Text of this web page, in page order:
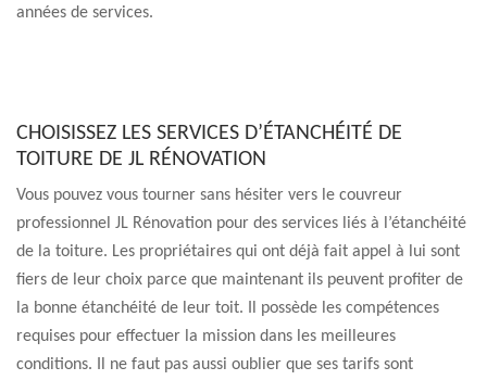
années de services.
CHOISISSEZ LES SERVICES D’ÉTANCHÉITÉ DE
TOITURE DE JL RÉNOVATION
Vous pouvez vous tourner sans hésiter vers le couvreur
professionnel JL Rénovation pour des services liés à l’étanchéité
de la toiture. Les propriétaires qui ont déjà fait appel à lui sont
fiers de leur choix parce que maintenant ils peuvent profiter de
la bonne étanchéité de leur toit. Il possède les compétences
requises pour effectuer la mission dans les meilleures
conditions. Il ne faut pas aussi oublier que ses tarifs sont